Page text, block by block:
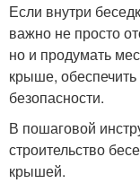
Если внутри
важно не просто
но и продумать
крыше,
безопасности.
В пошаговой
строительство
крышей.